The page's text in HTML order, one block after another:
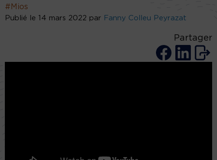
#Mios
Publié le 14 mars 2022 par Fanny Colleu Peyrazat
Partager